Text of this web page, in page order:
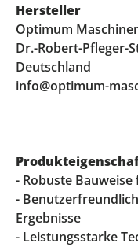
Hersteller
Optimum
Dr.-Robert-Pfleger-
Deutschland
info@optimum-
- Robuste
-
Ergebnisse
- Leistungsstarke